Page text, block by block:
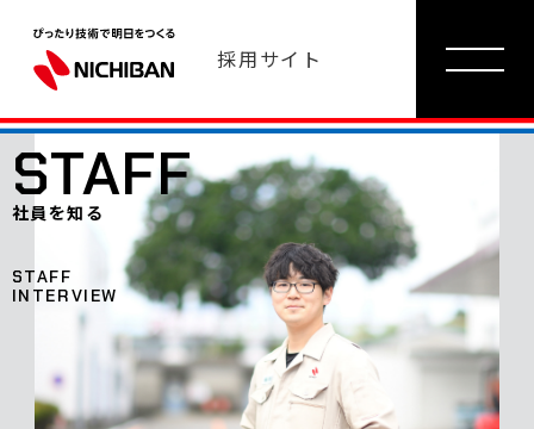
採用サイト
STAFF
社員を知る
STAFF
INTERVIEW